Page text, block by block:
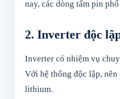
nay, các dòng tấm pin
2. Inverter độc
Inverter có nhiệm vụ
Với hệ thống độc lập,
lithium.